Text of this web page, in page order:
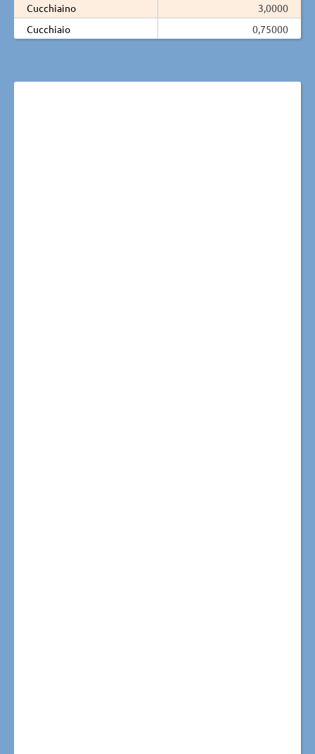
Cucchiaino
3,0000
Cucchiaio
0,75000